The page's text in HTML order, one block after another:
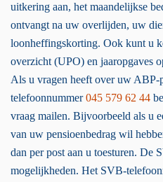
uitkering aan, het maandelijkse
ontvangt na uw overlijden, uw
loonheffingskorting. Ook kunt u
overzicht (UPO) en jaaropgaves
Als u vragen heeft over uw ABP-
telefoonnummer045 579 62 44
vraag mailen. Bijvoorbeeld als u
van uw pensioenbedrag wil
dan per post aan u toesturen. De
mogelijkheden. Het SVB-